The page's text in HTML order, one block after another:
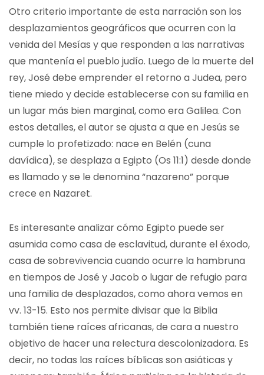
Otro criterio importante de esta narración son los
desplazamientos geográficos que ocurren con la
venida del Mesías y que responden a las narrativas
que mantenía el pueblo judío. Luego de la muerte del
rey, José debe emprender el retorno a Judea, pero
tiene miedo y decide establecerse con su familia en
un lugar más bien marginal, como era Galilea. Con
estos detalles, el autor se ajusta a que en Jesús se
cumple lo profetizado: nace en Belén (cuna
davídica), se desplaza a Egipto (Os 11:1) desde donde
es llamado y se le denomina “nazareno” porque
crece en Nazaret.
Es interesante analizar cómo Egipto puede ser
asumida como casa de esclavitud, durante el éxodo,
casa de sobrevivencia cuando ocurre la hambruna
en tiempos de José y Jacob o lugar de refugio para
una familia de desplazados, como ahora vemos en
vv. 13-15. Esto nos permite divisar que la Biblia
también tiene raíces africanas, de cara a nuestro
objetivo de hacer una relectura descolonizadora. Es
decir, no todas las raíces bíblicas son asiáticas y